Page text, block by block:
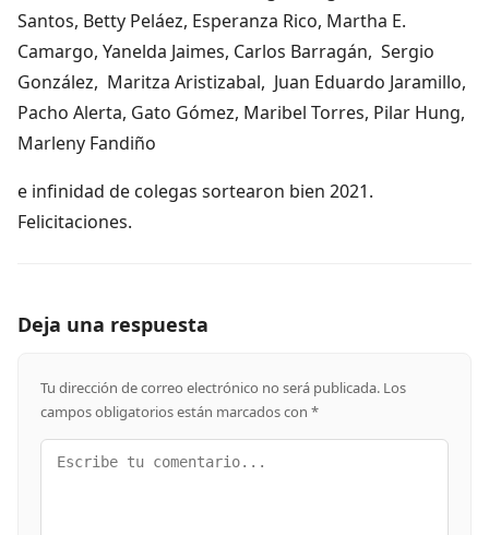
Santos, Betty Peláez, Esperanza Rico, Martha E.
Camargo, Yanelda Jaimes, Carlos Barragán, Sergio
González, Maritza Aristizabal, Juan Eduardo Jaramillo,
Pacho Alerta, Gato Gómez, Maribel Torres, Pilar Hung,
Marleny Fandiño
e infinidad de colegas sortearon bien 2021.
Felicitaciones.
Deja una respuesta
Tu dirección de correo electrónico no será publicada. Los
campos obligatorios están marcados con *